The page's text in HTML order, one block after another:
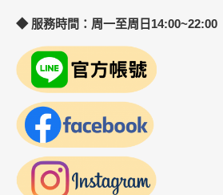
◆ 服務時間：周一至周日14:00~22:00